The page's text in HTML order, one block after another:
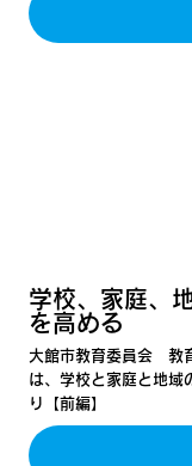
学校、家庭、
を高める
大館市教育委員会 教
は、学校と家庭と地
り【前編】